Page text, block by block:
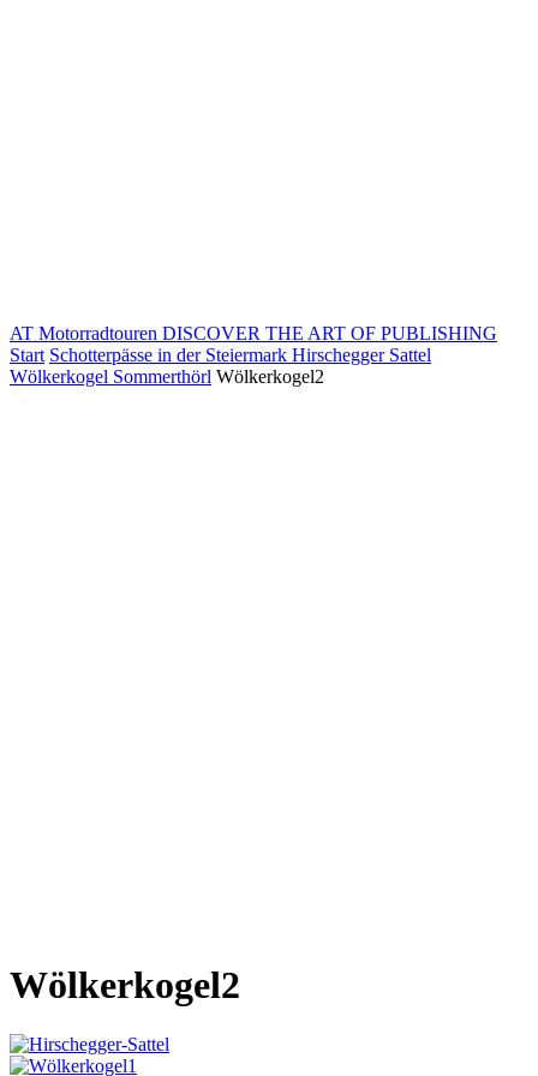
AT Motorradtouren DISCOVER THE ART OF PUBLISHING
Start Schotterpässe in der Steiermark Hirschegger Sattel
Wölkerkogel Sommerthörl Wölkerkogel2
Wölkerkogel2